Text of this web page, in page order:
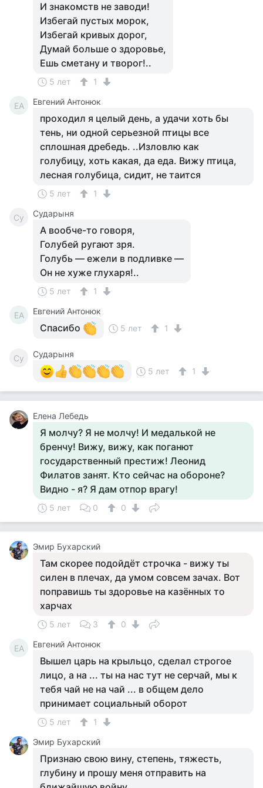
И знакомств не заводи!
Избегай пустых морок,
Избегай кривых дорог,
Думай больше о здоровье,
Ешь сметану и творог!..
5 лет 1
ЕА Евгений Антонюк
проходил я целый день, а удачи хоть бы
тень, ни одной серьезной птицы все
сплошная дребедь. ..Изловлю как
голубицу, хоть какая, да еда. Вижу птица,
лесная голубица, сидит, не таится
5 лет 1
Су Сударыня
А вообче-то говоря,
Голубей ругают зря.
Голубь — ежели в подливке —
Он не хуже глухаря!..
5 лет 1
ЕА Евгений Антонюк
Спасибо 5 лет 1
Су
Сударыня
5 лет
1
Елена Лебедь
Я молчу? Я не молчу! И медалькой не
бренчу! Вижу, вижу, как поганют
государственный престиж! Леонид
Филатов занят. Кто сейчас на обороне?
Видно - я? Я дам отпор врагу!
5 лет 0 0
Эмир Бухарский
Там скорее подойдёт строчка - вижу ты
силен в плечах, да умом совсем зачах. Вот
поправишь ты здоровье на казённых то
харчах
5 лет 3 0
ЕА Евгений Антонюк
Вышел царь на крыльцо, сделал строгое
лицо, а на ... ты на нас тут не серчай, мы к
тебя чай не на чай ... в общем дело
принимает социальный оборот
5 лет
1
Эмир Бухарский
Признаю свою вину, степень, тяжесть,
глубину и прошу меня отправить на